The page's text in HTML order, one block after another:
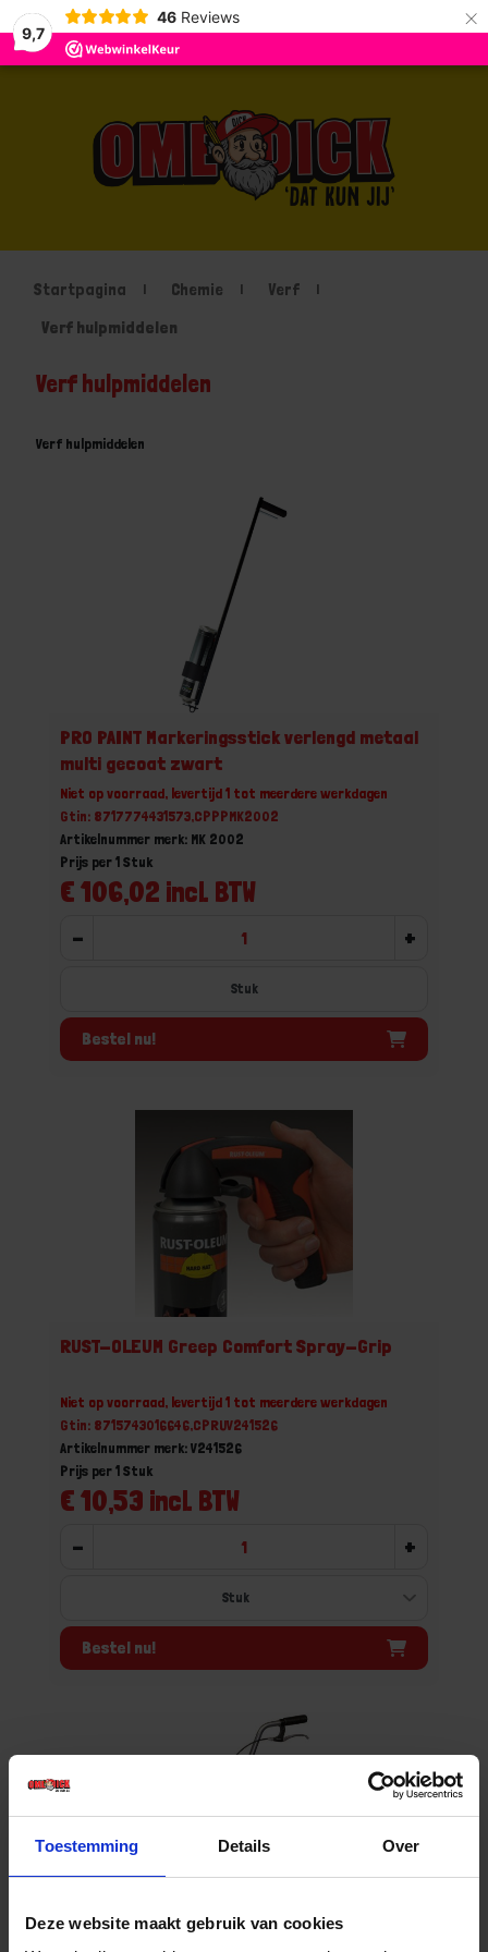
Toestemming Details Over
Deze website maakt gebruik van cookies
9,7
46 Reviews ×
Startpagina Chemie
Verf
Verf hulpmiddelen
Verf hulpmiddelen
Verf hulpmiddelen
PRO PAINT Markeringsstick verlengd metaal
multi gecoat zwart
Niet op voorraad, levertijd 1 tot meerdere werkdagen
Gtin: 8717774431573,CPPPMK2002
Artikelnummer merk: MK 2002
€ 106,02 incl. BTW
Prijs per 1 Stuk
- +
Stuk
Bestel nu!
RUST-OLEUM Greep Comfort Spray-Grip
Niet op voorraad, levertijd 1 tot meerdere werkdagen
Gtin: 8715743016646,CPRUV241526
Artikelnummer merk: V241526
€ 10,53 incl. BTW
Prijs per 1 Stuk
- +
Bestel nu!